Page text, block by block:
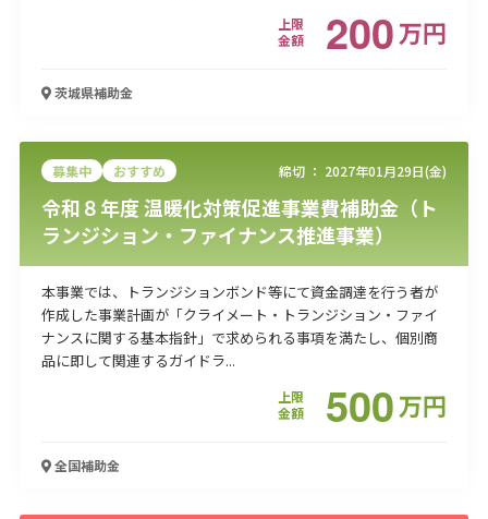
上限
金額
200万円
茨城県補助金
募集中 おすすめ 締切 ： 2027年01月29日(金)
令和８年度 温暖化対策促進事業費補助金（ト
ランジション・ファイナンス推進事業）
本事業では、トランジションボンド等にて資金調達を行う者が
作成した事業計画が「クライメート・トランジション・ファイ
ナンスに関する基本指針」で求められる事項を満たし、個別商
品に即して関連するガイドラ...
上限
金額
500万円
全国補助金